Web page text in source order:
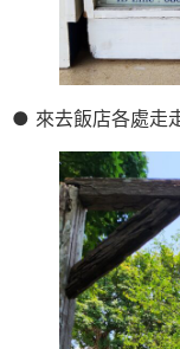
● 來去飯店各處走